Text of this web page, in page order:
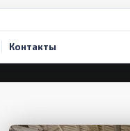
Контакты